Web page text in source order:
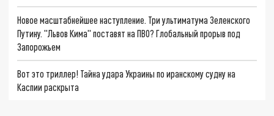
Новое масштабнейшее наступление. Три ультиматума Зеленского
Путину. "Львов Кима" поставят на ПВО? Глобальный прорыв под
Запорожьем
Вот это триллер! Тайна удара Украины по иранскому судну на
Каспии раскрыта